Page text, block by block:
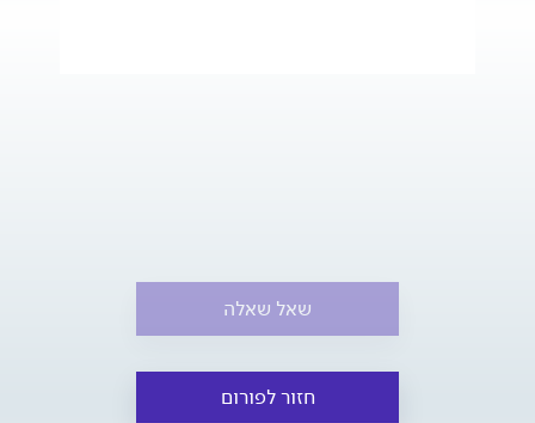
שאל שאלה
חזור לפורום